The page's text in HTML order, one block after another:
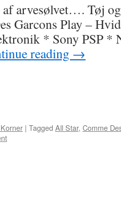
af arvesølvet…. Tøj
Garcons Play –
* Sony PSP *
reading →
| Tagged All Star, Comme